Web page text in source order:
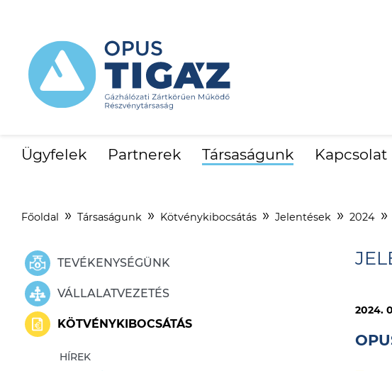
Ügyfelek Partnerek Társaságunk Kapcsolat
Főoldal Társaságunk Kötvénykibocsátás Jelentések 2024
TEVÉKENYSÉGÜNK
VÁLLALATVEZETÉS
KÖTVÉNYKIBOCSÁTÁS
HÍREK
2024.